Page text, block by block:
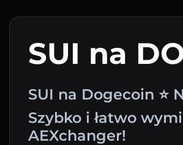
SUI na
SUI na Dogecoin ⭐
Szybko i łatwo
AEXchanger!